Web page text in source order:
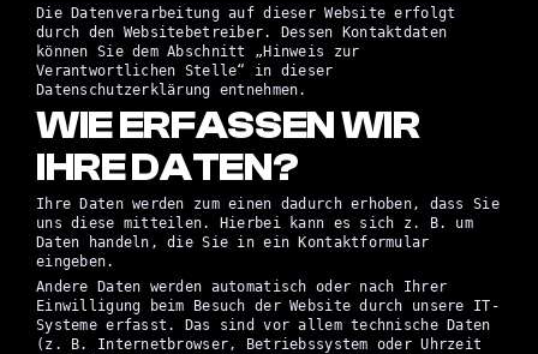
Die Datenverarbeitung auf dieser Website erfolgt
durch den Websitebetreiber. Dessen Kontaktdaten
können Sie dem Abschnitt „Hinweis zur
Verantwortlichen Stelle“ in dieser
Datenschutzerklärung entnehmen.
WIE ERFASSEN WIR
IHRE DATEN?
Ihre Daten werden zum einen dadurch erhoben, dass Sie
uns diese mitteilen. Hierbei kann es sich z. B. um
Daten handeln, die Sie in ein Kontaktformular
eingeben.
Andere Daten werden automatisch oder nach Ihrer
Einwilligung beim Besuch der Website durch unsere IT-
Systeme erfasst. Das sind vor allem technische Daten
(z. B. Internetbrowser, Betriebssystem oder Uhrzeit